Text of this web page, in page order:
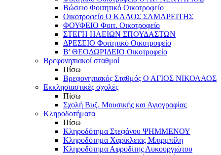
Βώσειο Φοιτητικό Οικοτροφείο
Οικοτροφείο Ο ΚΑΛΟΣ ΣΑΜΑΡΕΙΤΗΣ
ΦΟΥΦΕΙΟ Φοιτ. Οικοτροφείο
ΣΤΕΓΗ ΗΛΕΙΩΝ ΣΠΟΥΔΑΣΤΩΝ
ΔΡΕΣΕΙΟ Φοιτητικό Οικοτροφείο
Β' ΘΕΟΔΩΡΙΔΕΙΟ Οικοτροφείο
Βρεφονηπιακοί σταθμοί
Πίσω
Βρεφονηπιακός Σταθμός Ο ΑΓΙΟΣ ΝΙΚΟΛΑΟΣ
Εκκλησιαστικές σχολές
Πίσω
Σχολή Βυζ. Μουσικής και Αγιογραφίας
Κληροδοτήματα
Πίσω
Κληροδότημα Στεφάνου ΨΗΜΜΕΝΟΥ
Κληροδότημα Χαρίκλειας Μπιρμπίλη
Κληροδότημα Αφροδίτης Λυκουργιώτου